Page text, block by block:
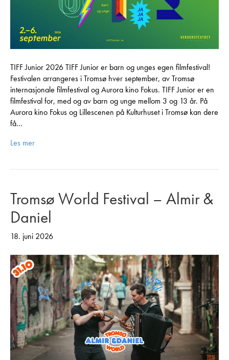
TIFF Junior 2026 TIFF Junior er barn og unges egen filmfestival!
Festivalen arrangeres i Tromsø hver september, av Tromsø
internasjonale filmfestival og Aurora kino Fokus. TIFF Junior er en
filmfestival for, med og av barn og unge mellom 3 og 13 år. På
Aurora kino Fokus og Lillescenen på Kulturhuset i Tromsø kan dere
få…
Les mer
Tromsø World Festival – Almir &
Daniel
18. juni 2026